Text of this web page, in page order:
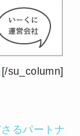
[/su_column]
るパートナ